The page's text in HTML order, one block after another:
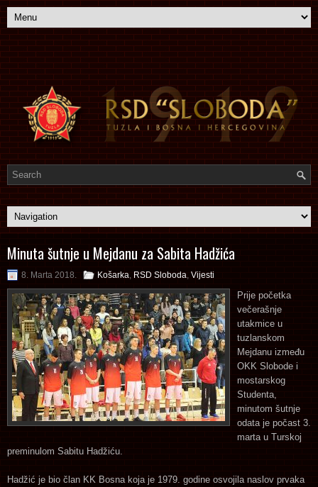
Minuta šutnje u Mejdanu za Sabita Hadžića
8. Marta 2018. Košarka RSD Sloboda Vijesti
Prije početka
večerašnje
utakmice u
tuzlanskom
Mejdanu između
OKK Slobode i
mostarskog
Studenta,
minutom šutnje
odata je počast 3.
marta u Turskoj
preminulom Sabitu Hadžiću.
Hadžić je bio član KK Bosna koja je 1979. godine osvojila naslov prvaka